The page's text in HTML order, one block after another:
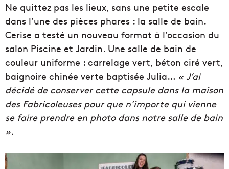
Ne quittez pas les lieux, sans une petite escale
dans l’une des pièces phares : la salle de bain.
Cerise a testé un nouveau format à l’occasion du
salon Piscine et Jardin. Une salle de bain de
couleur uniforme : carrelage vert, béton ciré vert,
baignoire chinée verte baptisée Julia… « J’ai
décidé de conserver cette capsule dans la maison
des Fabricoleuses pour que n’importe qui vienne
se faire prendre en photo dans notre salle de bain
».